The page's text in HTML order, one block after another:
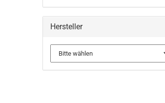
Hersteller